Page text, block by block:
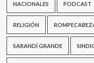
NACIONALES PODCAST
RELIGIÓN
SARANDÍ GRANDE